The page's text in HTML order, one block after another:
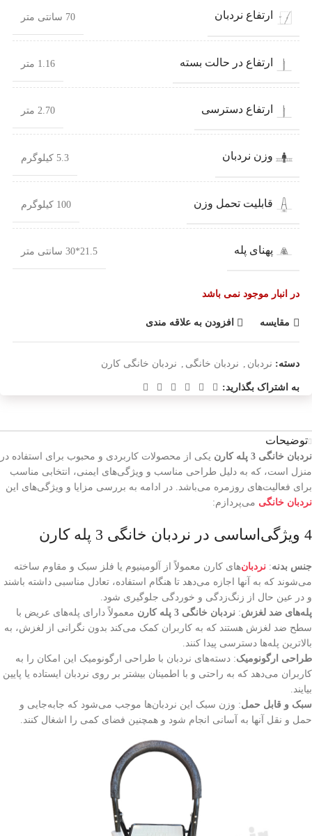
ارتفاع نردبان 70 سانتی متر
ارتفاع در حالت بسته 1.16 متر
ارتفاع دسترسی 2.70 متر
وزن نردبان 5.3 کیلوگرم
قابلیت تحمل وزن 100 کیلوگرم
پهنای پله 21.5*30 سانتی متر
در انبار موجود نمی باشد
مقایسه افزودن به علاقه مندی
دسته: نردبان , نردبان خانگی , نردبان خانگی کارن
به اشتراک بگذارید:
توضیحات
نردبان خانگی 3 پله کارن
یکی از محصولات کاربردی و محبوب برای استفاده در
منزل است، که به دلیل طراحی مناسب و ویژگی‌های ایمنی، انتخابی مناسب
برای فعالیت‌های روزمره می‌باشد. در ادامه به بررسی مزایا و ویژگی‌های این
نردبان خانگی می‌پردازم:
4 ویژگی‌اساسی در نردبان خانگی 3 پله کارن
جنس بدنه: نردبان‌های کارن معمولاً از آلومینیوم یا فلز سبک و مقاوم ساخته
می‌شوند که به آنها اجازه می‌دهد تا هنگام استفاده، تعادل مناسبی داشته باشند
و در عین حال از زنگ‌زدگی و خوردگی جلوگیری شود.
پله‌های ضد لغزش: نردبان خانگی 3 پله کارن
معمولاً دارای پله‌های عریض با
سطح ضد لغزش هستند که به کاربران کمک می‌کند بدون نگرانی از لغزش، به
بالاترین پله‌ها دسترسی پیدا کنند.
طراحی ارگونومیک: دسته‌های نردبان با طراحی ارگونومیک این امکان را به
کاربران می‌دهد که به راحتی و با اطمینان بیشتر بر روی نردبان ایستاده یا پایین
بیایند.
سبک و قابل حمل: وزن سبک این نردبان‌ها موجب می‌شود که جابه‌جایی و
حمل و نقل آنها به آسانی انجام شود و همچنین فضای کمی را اشغال کنند.